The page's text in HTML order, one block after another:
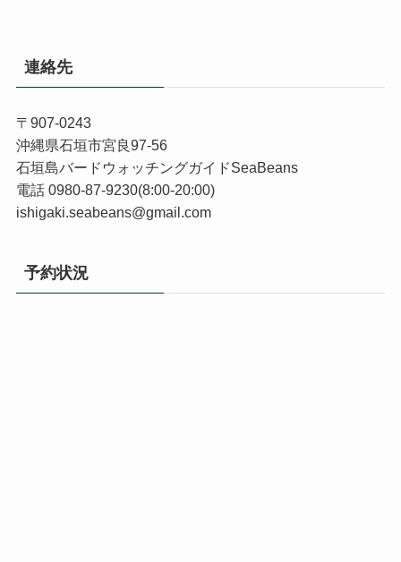
連絡先
〒907-0243
沖縄県石垣市宮良97-56
石垣島バードウォッチングガイドSeaBeans
電話 0980-87-9230(8:00-20:00)
ishigaki.seabeans@gmail.com
予約状況